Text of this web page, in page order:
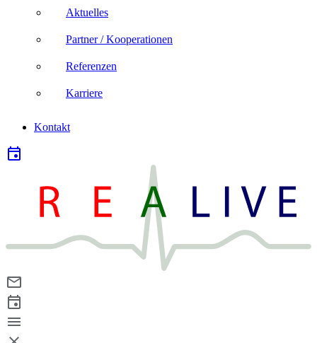
Aktuelles
Partner / Kooperationen
Referenzen
Karriere
Kontakt